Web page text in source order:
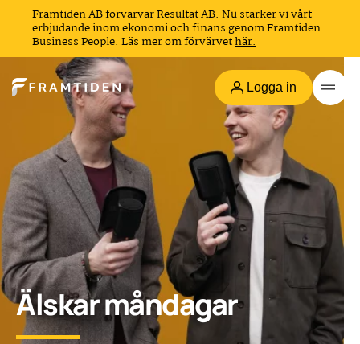
Framtiden AB förvärvar Resultat AB. Nu stärker vi vårt
erbjudande inom ekonomi och finans genom Framtiden
Business People. Läs mer om förvärvethär.
Logga in
Älskar måndagar